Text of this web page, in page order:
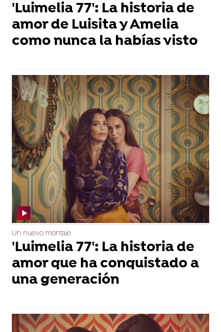
'Luimelia 77': La historia de
amor de Luisita y Amelia
como nunca la habías visto
Un nuevo montaje
'Luimelia 77': La historia de
amor que ha conquistado a
una generación